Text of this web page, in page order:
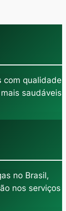
com qualidade
saudáveis
no Brasil,
nos serviços